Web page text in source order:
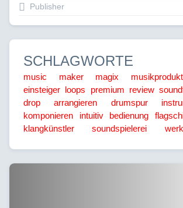
Publisher
SCHLAGWORTE
music maker magix
einsteiger loops premium review
drop
arrangieren drumspur
komponieren
intuitiv bedienung
klangkünstler
soundspielerei